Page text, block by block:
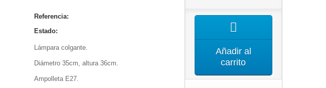
Referencia:
Estado:
Lámpara colgante.
Diámetro 35cm, altura 36cm.
Ampolleta E27.
Añadir al
carrito